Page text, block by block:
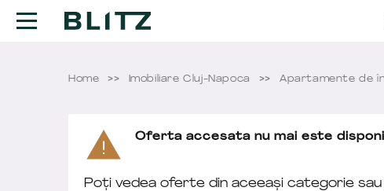
Home Imobiliare Cluj-Napoca Apartamente de
Oferta accesata nu mai este
Poți vedea oferte din aceeași categorie